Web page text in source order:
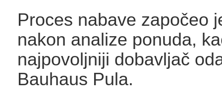
Proces nabave započeo
nakon analize ponuda,
najpovoljniji dobavljač
Bauhaus Pula.